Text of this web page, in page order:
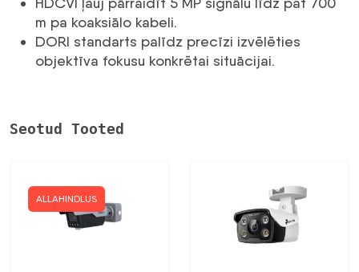
m pa koaksiālo kabeli.
DORI standarts palīdz precīzi izvēlēties
objektīva fokusu konkrētai situācijai.
Seotud Tooted
ALLAHINDLUS